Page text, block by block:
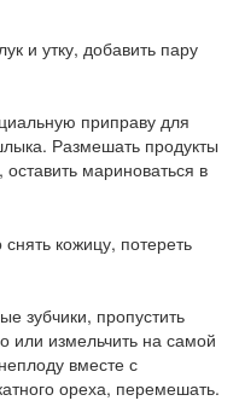
и утку, добавить пару
приправу для
Размешать продукты
мариноваться в
кожицу, потереть
зубчики, пропустить
или измельчить на самой
вместе с
ореха, перемешать.